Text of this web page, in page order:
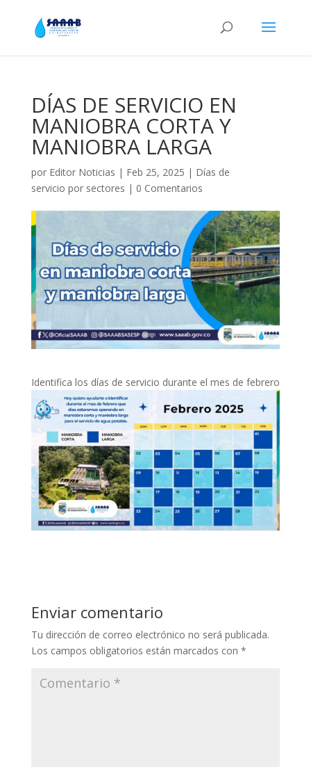
DÍAS DE SERVICIO EN
MANIOBRA CORTA Y
MANIOBRA LARGA
por Editor Noticias | Feb 25, 2025 | Días de
servicio por sectores | 0 Comentarios
Identifica los días de servicio durante el mes de febrero
Enviar comentario
Tu dirección de correo electrónico no será publicada.
Los campos obligatorios están marcados con *